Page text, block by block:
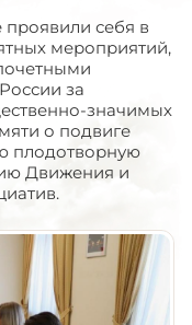
проявили себя в
мероприятий,
за
значимых
о подвиге
плодотворную
Движения и